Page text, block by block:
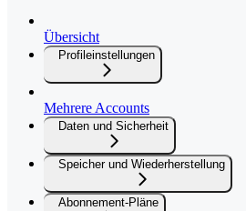
Übersicht
Profileinstellungen
Mehrere Accounts
Daten und Sicherheit
Speicher und Wiederherstellung
Abonnement-Pläne